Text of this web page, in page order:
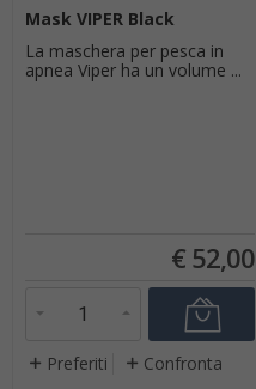
Mask VIPER Black
La maschera per pesca in
apnea Viper ha un volume ...
€ 52,00
Preferiti Confronta